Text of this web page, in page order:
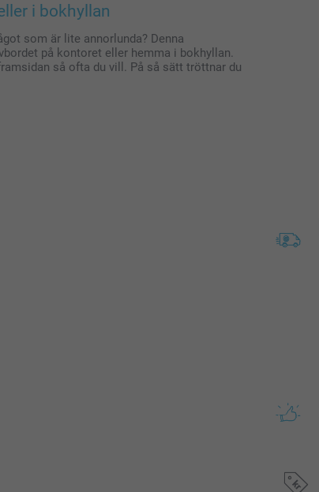
i bokhyllan
som är lite annorlunda? Denna
på kontoret eller hemma i bokhyllan.
så ofta du vill. På så sätt tröttnar du